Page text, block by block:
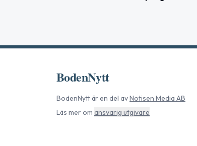
BodenNytt
BodenNyttär en del avNotisen Media AB
Läs mer om ansvarig utgivare